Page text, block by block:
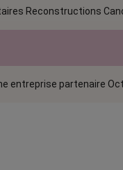
Reconstructions
entreprise partenaire